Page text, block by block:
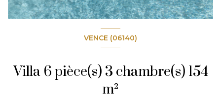
VENCE (06140)
Villa 6 pièce(s) 3 chambre(s) 154
m²